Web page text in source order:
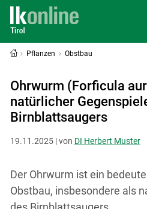
Pflanzen Obstbau
Ohrwurm (Forficula
natürlicher
Birnblattsaugers
19.11.2025 | von DI Herbert Muster
Der Ohrwurm ist ein
Obstbau, insbesondere als